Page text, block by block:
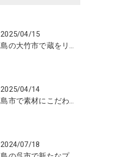
2025/04/15
広島の大竹市で蔵をリノベーションしたカフェの設計。店舗設計、店舗デザインはasazu design office
2025/04/14
広島市で素材にこだわった魅力的なおにぎり屋さんの設計。店舗設計、店舗デザインはasazu design office
2024/07/18